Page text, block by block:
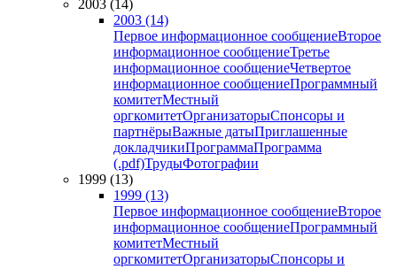
2003 (14)
2003 (14)
Первое информационное сообщениеВторое
информационное сообщениеТретье
информационное сообщениеЧетвертое
информационное сообщениеПрограммный
комитетМестный
оргкомитетОрганизаторыСпонсоры и
партнёрыВажные датыПриглашенные
докладчикиПрограммаПрограмма
(.pdf)ТрудыФотографии
1999 (13)
1999 (13)
Первое информационное сообщениеВторое
информационное сообщениеПрограммный
комитетМестный
оргкомитетОрганизаторыСпонсоры и